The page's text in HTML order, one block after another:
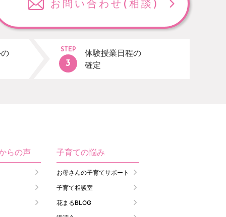
お問い合わせ (相談)
STEP
体験授業日程の
確定
らの声 子育ての悩み
お母さんの子育てサポート
子育て相談室
花まるBLOG